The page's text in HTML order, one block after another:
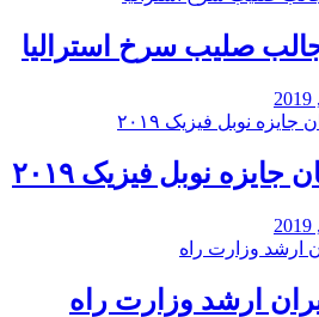
جالب صلیب سرخ استرالیا
جایزه نوبل فیزیک ۲۰۱۹
ارشد وزارت راه